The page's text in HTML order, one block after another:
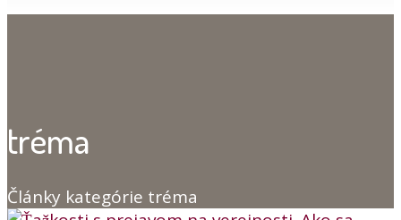
tréma
Články kategórie tréma